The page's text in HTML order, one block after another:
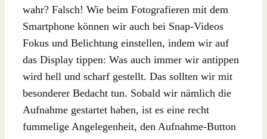
wahr? Falsch! Wie beim Fotografieren mit dem
Smartphone können wir auch bei Snap-Videos
Fokus und Belichtung einstellen, indem wir auf
das Display tippen: Was auch immer wir antippen
wird hell und scharf gestellt. Das sollten wir mit
besonderer Bedacht tun. Sobald wir nämlich die
Aufnahme gestartet haben, ist es eine recht
fummelige Angelegenheit, den Aufnahme-Button